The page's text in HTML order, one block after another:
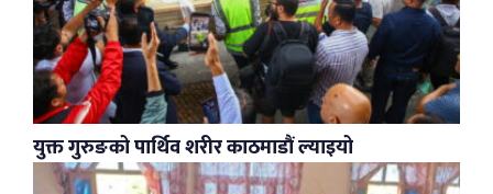
युक्त गुरुङको पार्थिव शरीर काठमाडौं ल्याइयो